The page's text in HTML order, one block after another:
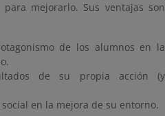
mejorarlo. Sus ventajas son
de los alumnos en la
de su propia acción (y
en la mejora de su entorno.